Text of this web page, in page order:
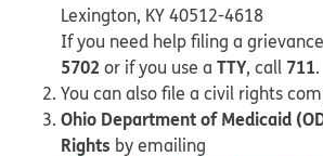
Lexington, KY 40512-4618
If you need help filing a
5702 or if you use a TTY, call 711.
You can also file a civil rights
Ohio Department of Medicaid
Rights by emailing